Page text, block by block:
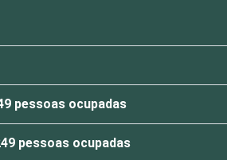
pessoas ocupadas
pessoas ocupadas